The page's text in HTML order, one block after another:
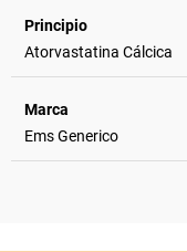
Principio
Atorvastatina Cálcica
Marca
Ems Generico